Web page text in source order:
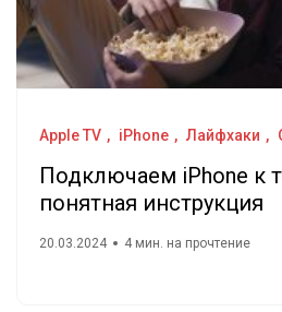
Apple TV iPhone Лайфхаки
Подключаем iPhone к
понятная инструкция
20.03.2024 4 мин. на прочтение